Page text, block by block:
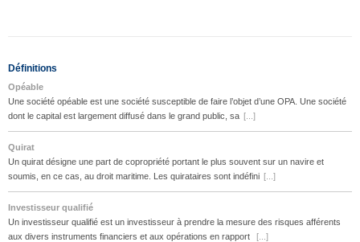
Définitions
Opéable
Une société opéable est une société susceptible de faire l’objet d’une OPA. Une société
dont le capital est largement diffusé dans le grand public, sa [...]
Quirat
Un quirat désigne une part de copropriété portant le plus souvent sur un navire et
soumis, en ce cas, au droit maritime. Les quirataires sont indéfini [...]
Investisseur qualifié
Un investisseur qualifié est un investisseur à prendre la mesure des risques afférents
aux divers instruments financiers et aux opérations en rapport
[...]